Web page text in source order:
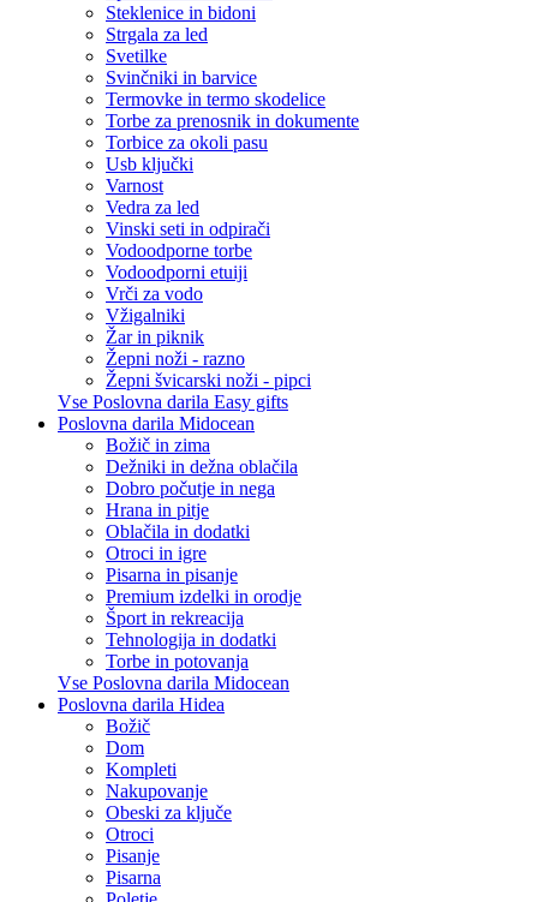
Steklenice in bidoni
Strgala za led
Svetilke
Svinčniki in barvice
Termovke in termo skodelice
Torbe za prenosnik in dokumente
Torbice za okoli pasu
Usb ključki
Varnost
Vedra za led
Vinski seti in odpirači
Vodoodporne torbe
Vodoodporni etuiji
Vrči za vodo
Vžigalniki
Žar in piknik
Žepni noži - razno
Žepni švicarski noži - pipci
Vse Poslovna darila Easy gifts
Poslovna darila Midocean
Božič in zima
Dežniki in dežna oblačila
Dobro počutje in nega
Hrana in pitje
Oblačila in dodatki
Otroci in igre
Pisarna in pisanje
Premium izdelki in orodje
Šport in rekreacija
Tehnologija in dodatki
Torbe in potovanja
Vse Poslovna darila Midocean
Poslovna darila Hidea
Božič
Dom
Kompleti
Nakupovanje
Obeski za ključe
Otroci
Pisanje
Pisarna